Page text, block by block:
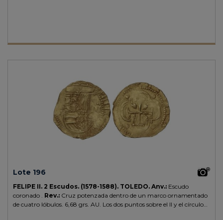
Lote 196
FELIPE II. 2 Escudos. (1578-1588). TOLEDO. Anv.: Escudo
coronado . Rev.: Cruz potenzada dentro de un marco ornamentado
de cuatro lóbulos. 6,68 grs. AU. Los dos puntos sobre el II y el círculo